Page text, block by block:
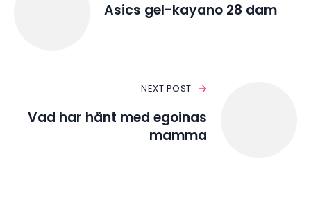
Asics gel-kayano 28 dam
NEXT POST
Vad har hänt med egoinas
mamma